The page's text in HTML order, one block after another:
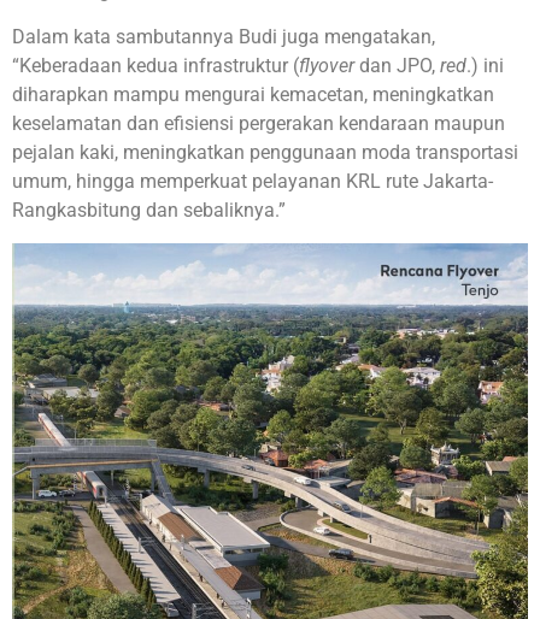
Dalam kata sambutannya Budi juga mengatakan,
“Keberadaan kedua infrastruktur (flyoverdan JPO, red.) ini
diharapkan mampu mengurai kemacetan, meningkatkan
keselamatan dan efisiensi pergerakan kendaraan maupun
pejalan kaki, meningkatkan penggunaan moda transportasi
umum, hingga memperkuat pelayanan KRL rute Jakarta-
Rangkasbitung dan sebaliknya.”